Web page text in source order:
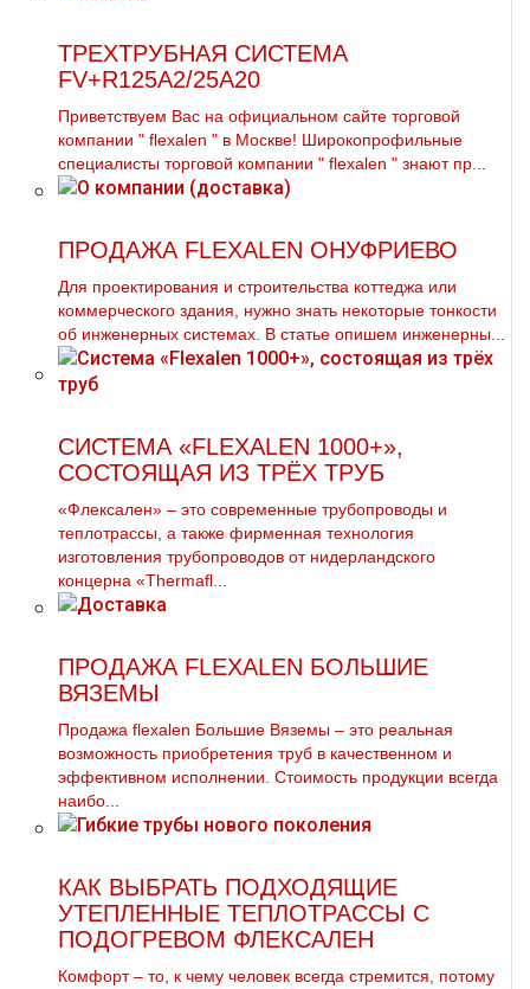
ТРЕХТРУБНАЯ СИСТЕМА
FV+R125A2/25A20
Приветствуем Вас на официальном сайте торговой
компании " flехalеn " в Москве! Широкопрофильные
специалисты торговой компании " flехalеn " знают пр...
ПРОДАЖА FLEXALEN ОНУФРИЕВО
Для проектирования и строительства коттеджа или
коммерческого здания, нужно знать некоторые тонкости
об инженерных системах. В статье опишем инженерны...
СИСТЕМА «FLEXALEN 1000+»,
СОСТОЯЩАЯ ИЗ ТРЁХ ТРУБ
«Флексален» – это современные трубопроводы и
теплотрассы, а также фирменная технология
изготовления трубопроводов от нидерландского
концерна «Thermafl...
ПРОДАЖА FLEXALEN БОЛЬШИЕ
ВЯЗЕМЫ
Продажа flехalеn Большие Вяземы – это реальная
возможность приобретения тpуб в качественном и
эффективном исполнении. Стоимость продукции всегда
наибо...
КАК ВЫБРАТЬ ПОДХОДЯЩИЕ
УТЕПЛЕННЫЕ ТЕПЛОТРАССЫ С
ПОДОГРЕВОМ ФЛЕКСАЛЕН
Комфорт – то, к чему человек всегда стремится, потому